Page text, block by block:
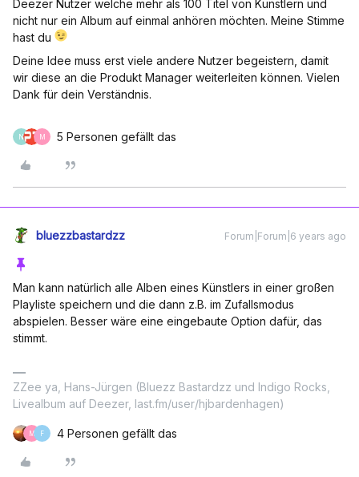
Deezer Nutzer welche mehr als 100 Titel von Künstlern und
nicht nur ein Album auf einmal anhören möchten. Meine Stimme
hast du
Deine Idee muss erst viele andere Nutzer begeistern, damit
wir diese an die Produkt Manager weiterleiten können. Vielen
Dank für dein Verständnis.
N M 5 Personen gefällt das
bluezzbastardzz Forum|Forum|6 years ago
Man kann natürlich alle Alben eines Künstlers in einer großen
Playliste speichern und die dann z.B. im Zufallsmodus
abspielen. Besser wäre eine eingebaute Option dafür, das
stimmt.
ZZee ya, Hans-Jürgen (Bluezz Bastardzz und Indigo Rocks,
Livealbum auf Deezer, last.fm/user/hjbardenhagen)
M F 4 Personen gefällt das